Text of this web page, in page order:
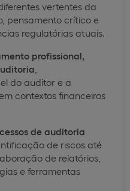
vertentes da
pensamento crítico e
regulatórias atuais.
profissional,
do auditor e a
contextos financeiros
de auditoria
de riscos até
de relatórios,
e ferramentas